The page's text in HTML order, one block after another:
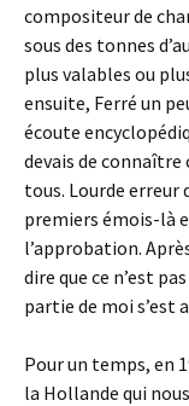
compositeur de
sous des tonnes
plus valables ou
ensuite, Ferré un
écoute
devais de connaître
tous. Lourde erreur
premiers émois-là
l’approbation.
dire que ce n’est
partie de moi s’est
Pour un temps, en
la Hollande qui